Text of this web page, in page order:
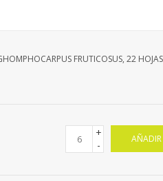
FRUTICOSUS, 22
+
-
AÑADIR